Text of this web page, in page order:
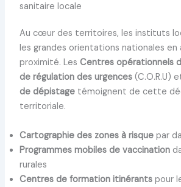
sanitaire locale
Au cœur des territoires, les instituts
les grandes orientations nationales en
proximité. Les Centres opérationnels
de régulation des urgences(C.O.R.U)
de dépistagetémoignent de cette
territoriale.
Cartographie des zones à risquepar
Programmes mobiles de vaccination
rurales
Centres de formation itinérantspour